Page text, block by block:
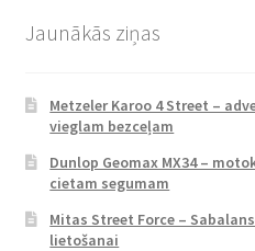
Jaunākās ziņas
Metzeler Karoo 4 Street –
vieglam bezceļam
Dunlop Geomax MX34 –
cietam segumam
Mitas Street Force –
lietošanai